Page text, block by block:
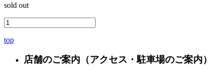
sold out
top
店舗のご案内 （アクセス・駐車場のご案内）